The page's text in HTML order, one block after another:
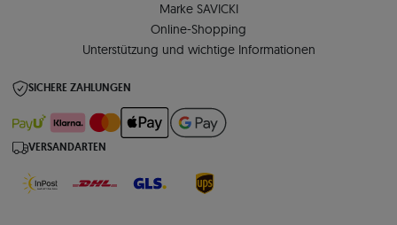
Marke SAVICKI
Online-Shopping
Unterstützung und wichtige Informationen
SICHERE ZAHLUNGEN
VERSANDARTEN